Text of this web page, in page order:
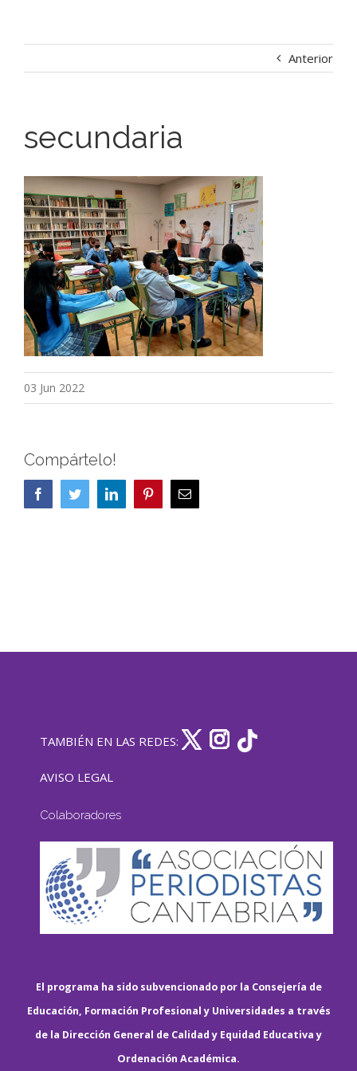
Anterior
secundaria
03 Jun 2022
Compártelo!
FacebookTwitterLinkedIn PinterestCorreo
electrónico
TAMBIÉN EN LAS REDES:
AVISO LEGAL
Colaboradores
El programa ha sido subvencionado por la Consejería de
Educación, Formación Profesional y Universidades a través
de la Dirección General de Calidad y Equidad Educativa y
Ordenación Académica.